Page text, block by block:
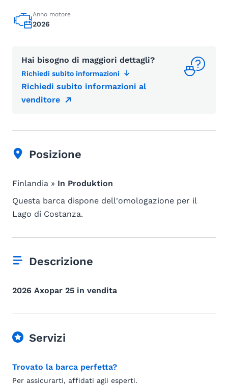
Anno motore
2026
Hai bisogno di maggiori dettagli?
Richiedi subito informazioni
Richiedi subito informazioni al
venditore
Posizione
Finlandia » In Produktion
Questa barca dispone dell'omologazione per il
Lago di Costanza.
Descrizione
2026 Axopar 25 in vendita
Servizi
Trovato la barca perfetta?
Per assicurarti, affidati agli esperti.